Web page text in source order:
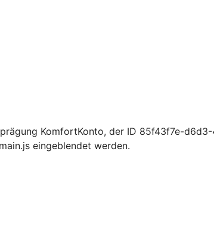
KomfortKonto, der ID 85f43f7e-
eingeblendet werden.